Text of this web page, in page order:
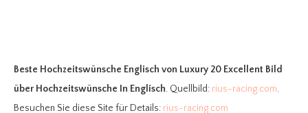
Beste Hochzeitswünsche Englisch von Luxury 20 Excellent Bild
über Hochzeitswünsche In Englisch. Quellbild: rius-racing.com.
Besuchen Sie diese Site für Details: rius-racing.com